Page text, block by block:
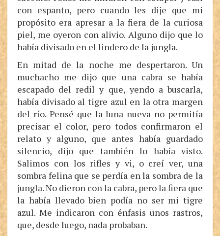
con espanto, pero cuando les dije que mi
propósito era apresar a la fiera de la curiosa
piel, me oyeron con alivio. Alguno dijo que lo
había divisado en el lindero de la jungla.
En mitad de la noche me despertaron. Un
muchacho me dijo que una cabra se había
escapado del redil y que, yendo a buscarla,
había divisado al tigre azul en la otra margen
del río. Pensé que la luna nueva no permitía
precisar el color, pero todos confirmaron el
relato y alguno, que antes había guardado
silencio, dijo que también lo había visto.
Salimos con los rifles y vi, o creí ver, una
sombra felina que se perdía en la sombra de la
jungla. No dieron con la cabra, pero la fiera que
la había llevado bien podía no ser mi tigre
azul. Me indicaron con énfasis unos rastros,
que, desde luego, nada probaban.